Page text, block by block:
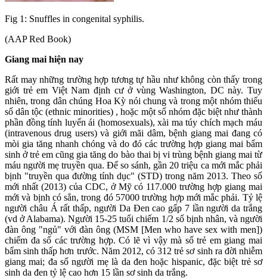
Fig 1: Snuffles in congenital syphilis.
(AAP Red Book)
Giang mai hiện nay
Rất may những trường hợp tương tự hầu như không còn thấy trong
giới trẻ em Việt Nam định cư ở vùng Washington, DC này. Tuy
nhiên, trong dân chúng Hoa Kỳ nói chung và trong một nhóm thiểu
số dân tộc (ethnic minorities) , hoặc một số nhóm đặc biệt như thành
phần đồng tính luyến ái (homosexuals), xài ma túy chích mạch máu
(intravenous drug users) và giới mãi dâm, bệnh giang mai đang có
mòi gia tăng nhanh chóng và do đó các trường hợp giang mai bẩm
sinh ở trẻ em cũng gia tăng do bào thai bị vi trùng bệnh giang mai từ
máu người mẹ truyền qua. Để so sánh, gần 20 triệu ca mới mắc phải
bịnh "truyền qua đường tính dục" (STD) trong năm 2013. Theo số
mới nhất (2013) của CDC, ở Mỹ có 117.000 trường hợp giang mai
mới và bịnh có sẳn, trong đó 57000 trường hợp mới mắc phải. Tỷ lệ
người châu Á rất thấp, người Da Đen cao gấp 7 lần người da trắng
(vd ở Alabama). Người 15-25 tuổi chiếm 1/2 số bịnh nhân, và người
đàn ông "ngủ" với đàn ông (MSM [Men who have sex with men])
chiếm đa số các trường hợp. Có lẽ vì vậy mà số trẻ em giang mai
bẩm sinh thấp hơn trước. Năm 2012, có 312 trẻ sơ sinh ra đời nhiễm
giang mai; đa số người mẹ là da đen hoặc hispanic, đặc biệt trẻ sơ
sinh da đen tỷ lệ cao hơn 15 lần sơ sinh da trắng.